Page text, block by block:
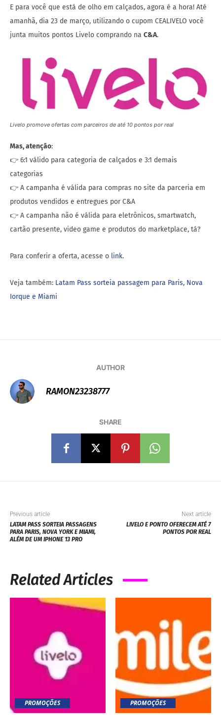
E para você que está de olho em calçados, agora é a hora! Até
amanhã, dia 23 de março, utilizando o cupom CEALIVELO você
junta muitos pontos Livelo comprando na C&A.
Livelo promove ofertas com parceiros de até 10 pontos por real
Mas, atenção:
👉 6:1 válido para categoria de calçados e 3:1 demais
categorias
👉 A campanha é válida para compras no site da parceria em
produtos vendidos e entregues por C&A
👉 A campanha não é válida para eletrônicos, smartwatch,
cartão presente, video game e produtos do marketplace, tá?
Para conferir a oferta, acesse o link.
Veja também: Latam Pass sorteia passagem para Paris, Nova
Iorque e Miami
AUTHOR
RAMON23238777
SHARE
Previous article
LATAM PASS SORTEIA PASSAGENS
PARA PARIS, NOVA YORK E MIAMI,
ALÉM DE UM IPHONE 13 PRO
Next article
LIVELO E PONTO OFERECEM ATÉ 7
PONTOS POR REAL
Related Articles
PROMOÇÕES PROMOÇÕES